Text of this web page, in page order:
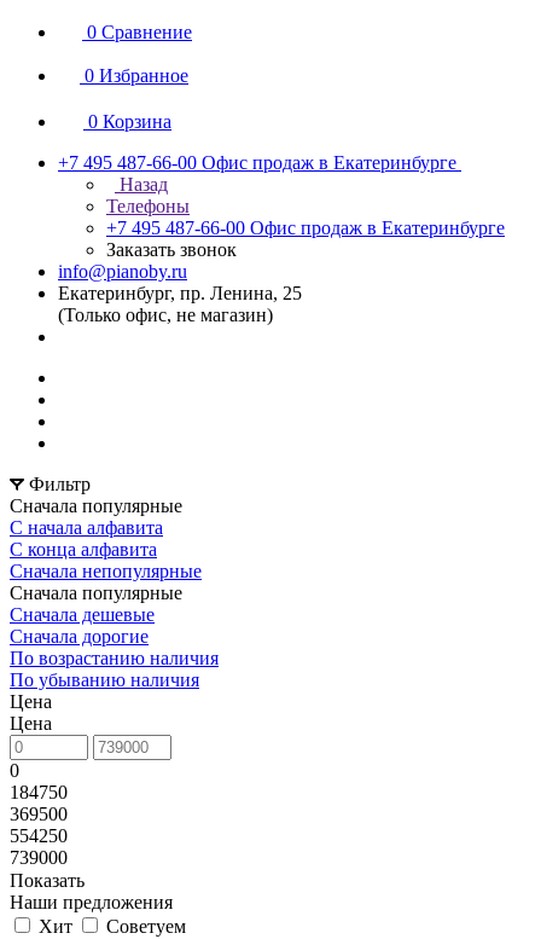
0 Сравнение
0 Избранное
0 Корзина
+7 495 487-66-00 Офис продаж в Екатеринбурге
Назад
Телефоны
+7 495 487-66-00 Офис продаж в Екатеринбурге
Заказать звонок
info@pianoby.ru
Екатеринбург, пр. Ленина, 25
(Только офис, не магазин)
Фильтр
Сначала популярные
С начала алфавита
С конца алфавита
Сначала непопулярные
Сначала популярные
Сначала дешевые
Сначала дорогие
По возрастанию наличия
По убыванию наличия
Цена
Цена
0
184750
369500
554250
739000
Показать
Наши предложения
Хит
Советуем